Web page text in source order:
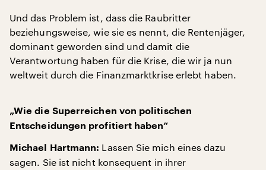
Und das Problem ist, dass die Raubritter
beziehungsweise, wie sie es nennt, die Rentenjäger,
dominant geworden sind und damit die
Verantwortung haben für die Krise, die wir ja nun
weltweit durch die Finanzmarktkrise erlebt haben.
„Wie die Superreichen von politischen
Entscheidungen profitiert haben“
Michael Hartmann: Lassen Sie mich eines dazu
sagen. Sie ist nicht konsequent in ihrer